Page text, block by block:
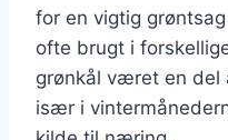
for en vigtig
ofte brugt i
grønkål været en del
især i